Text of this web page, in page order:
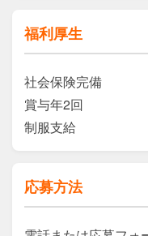
福利厚生
社会保険完備
賞与年2回
制服支給
応募方法